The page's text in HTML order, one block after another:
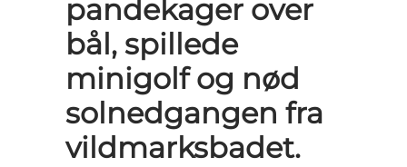
pandekager over
bål, spillede
minigolf og nød
solnedgangen fra
vildmarksbadet.